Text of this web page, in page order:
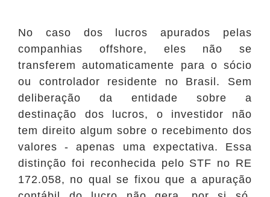
No caso dos lucros apurados pelas
companhias offshore, eles não se
transferem automaticamente para o sócio
ou controlador residente no Brasil. Sem
deliberação da entidade sobre a
destinação dos lucros, o investidor não
tem direito algum sobre o recebimento dos
valores - apenas uma expectativa. Essa
distinção foi reconhecida pelo STF no RE
172.058, no qual se fixou que a apuração